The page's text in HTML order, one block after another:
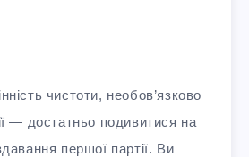
чистоти, необов’язково
— достатньо подивитися на
першої партії. Ви